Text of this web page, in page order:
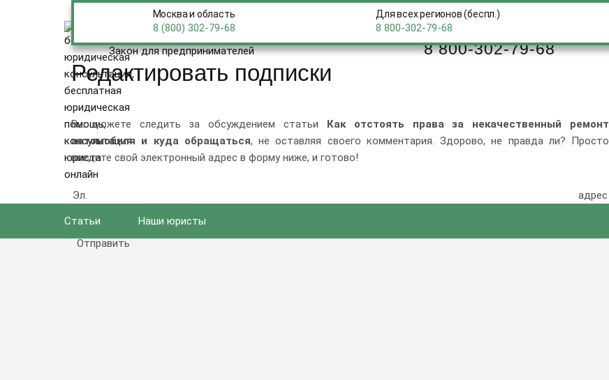
ПРЕДПРАВО
Закон для предпринимателей
Бесплатная горячая линия
8 800-302-79-68
Статьи Наши юристы
Редактировать подписки
Вы можете следить за обсуждением статьи Как отстоять права за некачественный ремонт
автомобиля и куда обращаться, не оставляя своего комментария. Здорово, не правда ли? Просто
введите свой электронный адрес в форму ниже, и готово!
Эл. адрес
Москва и область
8 (800) 302-79-68
Для всех регионов (беспл.)
8 800-302-79-68